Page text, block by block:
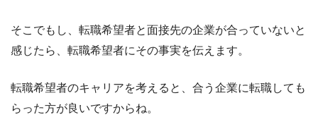
そこでもし、転職希望者と面接先の企業が合っていないと
感じたら、転職希望者にその事実を伝えます。
転職希望者のキャリアを考えると、合う企業に転職しても
らった方が良いですからね。